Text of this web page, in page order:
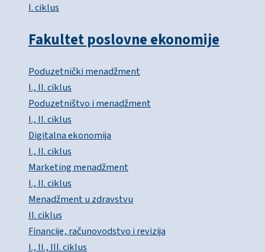
I. ciklus
Fakultet poslovne ekonomije
Poduzetnički menadžment
I., II. ciklus
Poduzetništvo i menadžment
I., II. ciklus
Digitalna ekonomija
I., II. ciklus
Marketing menadžment
I., II. ciklus
Menadžment u zdravstvu
II. ciklus
Financije, računovodstvo i revizija
I., II., III. ciklus